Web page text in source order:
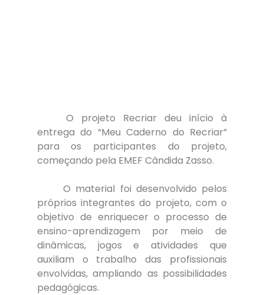
entrega do “Meu Caderno do Recriar”
para os participantes do projeto,
começando pela EMEF Cândida Zasso.
	O material foi desenvolvido pelos
próprios integrantes do projeto, com o
objetivo de enriquecer o processo de
ensino-aprendizagem por meio de
dinâmicas, jogos e atividades que
auxiliam o trabalho das profissionais
envolvidas, ampliando as possibilidades
pedagógicas.